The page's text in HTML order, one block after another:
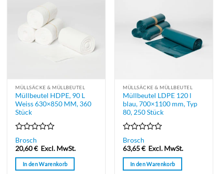
MÜLLSÄCKE & MÜLLBEUTEL
Müllbeutel HDPE, 90 L
Weiss 630×850 MM, 360
Stück
Bewertet
mit
0
von
5
Brosch
20,60€ Excl. MwSt.
In den Warenkorb
MÜLLSÄCKE & MÜLLBEUTEL
Müllbeutel LDPE 120 l
blau, 700×1100 mm, Typ
80, 250 Stück
Bewertet
mit
0
von
5
Brosch
63,65€ Excl. MwSt.
In den Warenkorb